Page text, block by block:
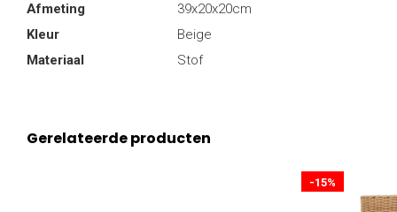
Afmeting
39x20x20cm
Kleur
Beige
Materiaal
Stof
Gerelateerde producten
-15%